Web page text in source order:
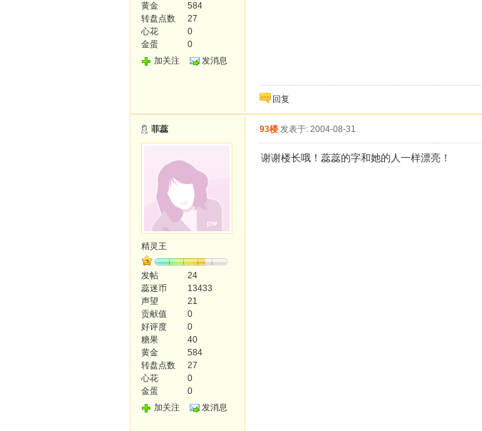
黄金
584
转盘点数
27
心花
0
金蛋
0
加关注
发消息
回复
菲蕊
精灵王
发帖
24
蕊迷币
13433
声望
21
贡献值
0
好评度
0
糖果
40
黄金
584
转盘点数
27
心花
0
金蛋
0
加关注
发消息
93楼 发表于: 2004-08-31
谢谢楼长哦！蕊蕊的字和她的人一样漂亮！